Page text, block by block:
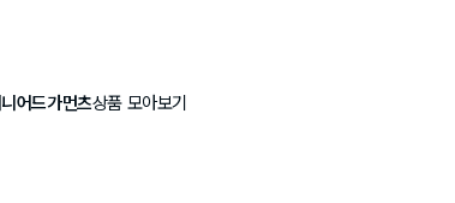
어드가먼츠상품 모아보기